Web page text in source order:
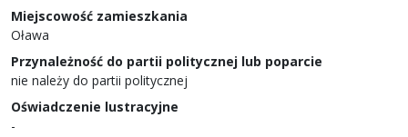
Miejscowość zamieszkania
Oława
Przynależność do partii politycznej lub poparcie
nie należy do partii politycznej
Oświadczenie lustracyjne
-